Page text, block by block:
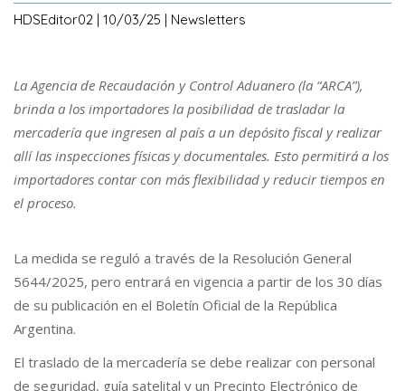
HDSEditor02 | 10/03/25 | Newsletters
La Agencia de Recaudación y Control Aduanero (la “ARCA”),
brinda a los importadores la posibilidad de trasladar la
mercadería que ingresen al país a un depósito fiscal y realizar
allí las inspecciones físicas y documentales. Esto permitirá a los
importadores contar con más flexibilidad y reducir tiempos en
el proceso.
La medida se reguló a través de la Resolución General
5644/2025, pero entrará en vigencia a partir de los 30 días
de su publicación en el Boletín Oficial de la República
Argentina.
El traslado de la mercadería se debe realizar con personal
de seguridad, guía satelital y un Precinto Electrónico de